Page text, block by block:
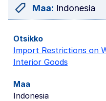
Maa: Indonesia
Import Restrictions on
Interior Goods
Indonesia